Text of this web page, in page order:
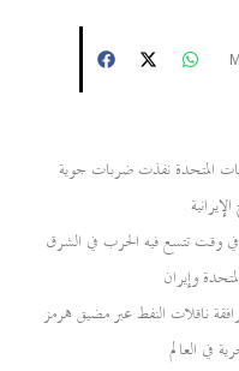
المتحدة نفذت ضربات جوية
وقت تتسع فيه الحرب في الشرق
وإيران
ناقلات النفط عبر مضيق هرمز
في العالم